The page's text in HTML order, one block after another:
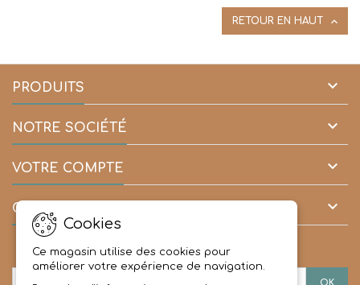
RETOUR EN HAUT 
PRODUITS 
NOTRE SOCIÉTÉ 
VOTRE COMPTE 
CONTACT 
Cookies
Ce magasin utilise des cookies pour
améliorer votre expérience de navigation.
LETTRE D'INFORMATIONS